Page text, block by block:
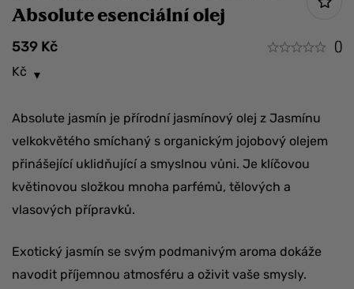
Absolute esenciální olej
539 Kč
()
Kč
Absolute jasmín je přírodní jasmínový olej z Jasmínu
velkokvětého smíchaný s organickým jojobový olejem
přinášející uklidňující a smyslnou vůni. Je klíčovou
květinovou složkou mnoha parfémů, tělových a
vlasových přípravků.
Exotický jasmín se svým podmanivým aroma dokáže
navodit příjemnou atmosféru a oživit vaše smysly.